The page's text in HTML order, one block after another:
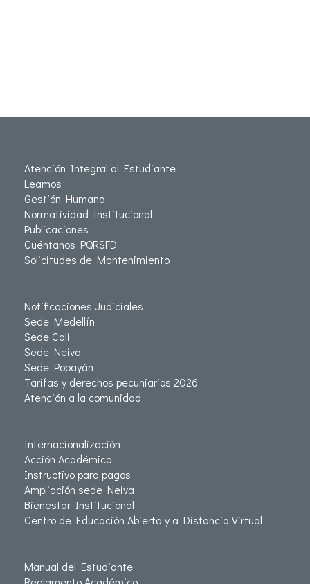
Atención Integral al Estudiante
Leamos
Gestión Humana
Normatividad Institucional
Publicaciones
Cuéntanos PQRSFD
Solicitudes de Mantenimiento
Notificaciones Judiciales
Sede Medellín
Sede Cali
Sede Neiva
Sede Popayán
Tarifas y derechos pecuniarios 2026
Atención a la comunidad
Internacionalización
Acción Académica
Instructivo para pagos
Ampliación sede Neiva
Bienestar Institucional
Centro de Educación Abierta y a Distancia Virtual
Manual del Estudiante